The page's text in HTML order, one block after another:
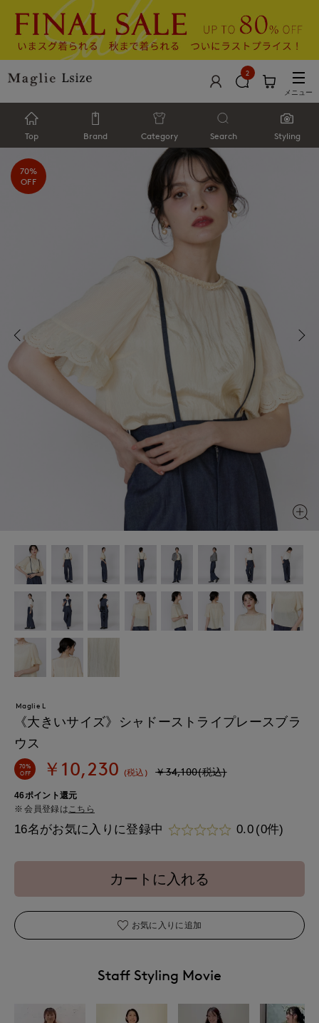
2
メニュー
Top Brand Category Search Styling
70%
OFF
Maglie L
《大きいサイズ》シャドーストライプレースブラ
ウス
70%
OFF
￥10,230 (税込) ￥34,100(税込)
46ポイント還元
会員登録は こちら
16名がお気に入りに登録中 0.0 (0件)
カートに入れる
お気に入りに追加
Staff Styling Movie